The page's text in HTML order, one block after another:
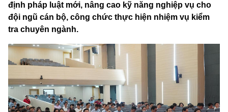
định pháp luật mới, nâng cao kỹ năng nghiệp vụ cho
đội ngũ cán bộ, công chức thực hiện nhiệm vụ kiểm
tra chuyên ngành.